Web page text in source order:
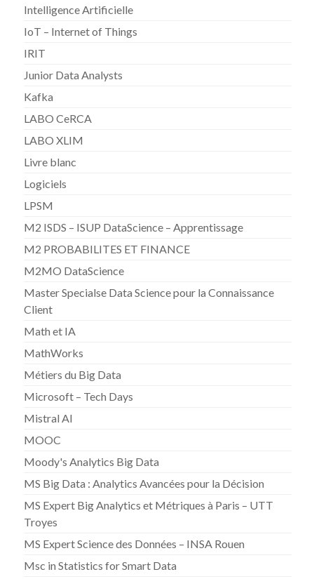
Intelligence Artificielle
IoT – Internet of Things
IRIT
Junior Data Analysts
Kafka
LABO CeRCA
LABO XLIM
Livre blanc
Logiciels
LPSM
M2 ISDS – ISUP DataScience – Apprentissage
M2 PROBABILITES ET FINANCE
M2MO DataScience
Master Specialse Data Science pour la Connaissance
Client
Math et IA
MathWorks
Métiers du Big Data
Microsoft – Tech Days
Mistral AI
MOOC
Moody's Analytics Big Data
MS Big Data : Analytics Avancées pour la Décision
MS Expert Big Analytics et Métriques à Paris – UTT
Troyes
MS Expert Science des Données – INSA Rouen
Msc in Statistics for Smart Data